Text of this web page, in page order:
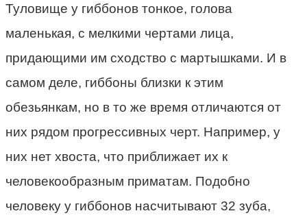
Туловище у гиббонов тонкое, голова
маленькая, с мелкими чертами лица,
придающими им сходство с мартышками. И в
самом деле, гиббоны близки к этим
обезьянкам, но в то же время отличаются от
них рядом прогрессивных черт. Например, у
них нет хвоста, что приближает их к
человекообразным приматам. Подобно
человеку у гиббонов насчитывают 32 зуба,